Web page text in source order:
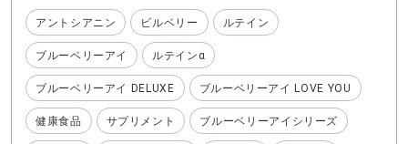
ネ👓 帽子🧢は手放せません。 毎朝のむ『ブルーベリーア
イ DELUXE 』🫐 にプラス➕して、お出かけ前にも一粒💊 真
夏の時期だけでは無く ひとみの紫外線対策は早めが肝心で
す。 皆さんもしっかりとケアして これからの季節に備えま
しょう♪
アントシアニン ビルベリー ルテイン
ブルーベリーアイ ルテインα
ブルーベリーアイ DELUXE ブルーベリーアイ LOVE YOU
健康食品 サプリメント ブルーベリーアイシリーズ